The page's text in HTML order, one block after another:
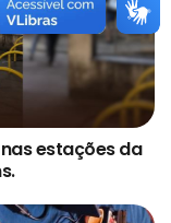
estações da